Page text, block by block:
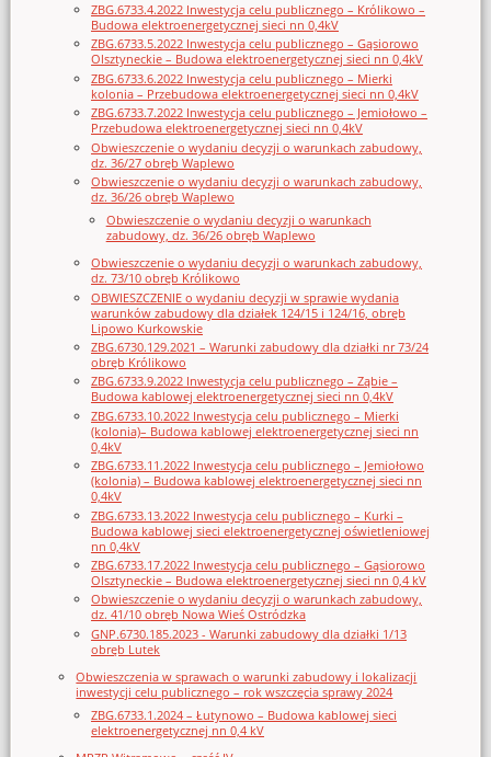
ZBG.6733.4.2022 Inwestycja celu publicznego – Królikowo –
Budowa elektroenergetycznej sieci nn 0,4kV
ZBG.6733.5.2022 Inwestycja celu publicznego – Gąsiorowo
Olsztyneckie – Budowa elektroenergetycznej sieci nn 0,4kV
ZBG.6733.6.2022 Inwestycja celu publicznego – Mierki
kolonia – Przebudowa elektroenergetycznej sieci nn 0,4kV
ZBG.6733.7.2022 Inwestycja celu publicznego – Jemiołowo –
Przebudowa elektroenergetycznej sieci nn 0,4kV
Obwieszczenie o wydaniu decyzji o warunkach zabudowy,
dz. 36/27 obręb Waplewo
Obwieszczenie o wydaniu decyzji o warunkach zabudowy,
dz. 36/26 obręb Waplewo
Obwieszczenie o wydaniu decyzji o warunkach
zabudowy, dz. 36/26 obręb Waplewo
Obwieszczenie o wydaniu decyzji o warunkach zabudowy,
dz. 73/10 obręb Królikowo
OBWIESZCZENIE o wydaniu decyzji w sprawie wydania
warunków zabudowy dla działek 124/15 i 124/16, obręb
Lipowo Kurkowskie
ZBG.6730.129.2021 – Warunki zabudowy dla działki nr 73/24
obręb Królikowo
ZBG.6733.9.2022 Inwestycja celu publicznego – Ząbie –
Budowa kablowej elektroenergetycznej sieci nn 0,4kV
ZBG.6733.10.2022 Inwestycja celu publicznego – Mierki
(kolonia)– Budowa kablowej elektroenergetycznej sieci nn
0,4kV
ZBG.6733.11.2022 Inwestycja celu publicznego – Jemiołowo
(kolonia) – Budowa kablowej elektroenergetycznej sieci nn
0,4kV
ZBG.6733.13.2022 Inwestycja celu publicznego – Kurki –
Budowa kablowej sieci elektroenergetycznej oświetleniowej
nn 0,4kV
ZBG.6733.17.2022 Inwestycja celu publicznego – Gąsiorowo
Olsztyneckie – Budowa elektroenergetycznej sieci nn 0,4 kV
Obwieszczenie o wydaniu decyzji o warunkach zabudowy,
dz. 41/10 obręb Nowa Wieś Ostródzka
GNP.6730.185.2023 - Warunki zabudowy dla działki 1/13
obręb Lutek
Obwieszczenia w sprawach o warunki zabudowy i lokalizacji
inwestycji celu publicznego – rok wszczęcia sprawy 2024
ZBG.6733.1.2024 – Łutynowo – Budowa kablowej sieci
elektroenergetycznej nn 0,4 kV